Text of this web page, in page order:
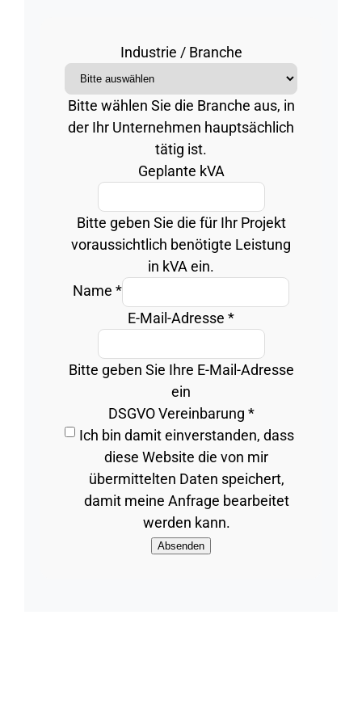
Industrie / Branche
Bitte wählen Sie die Branche aus, in
der Ihr Unternehmen hauptsächlich
tätig ist.
Geplante kVA
Bitte geben Sie die für Ihr Projekt
voraussichtlich benötigte Leistung
in kVA ein.
Name *
E-Mail-Adresse *
Bitte geben Sie Ihre E-Mail-Adresse
ein
*
Industrie
Industrie
DSGVO Vereinbarung *
Ich bin damit einverstanden, dass
diese Website die von mir
übermittelten Daten speichert,
damit meine Anfrage bearbeitet
werden kann.
Absenden